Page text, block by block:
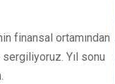
finansal ortamından
Yıl sonu